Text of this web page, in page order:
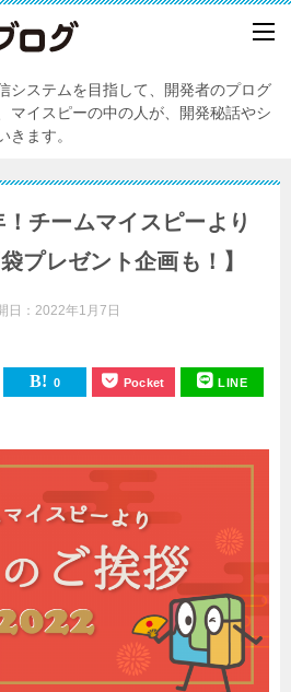
システムを目指して、開発者のプログ
マイスピーの中の人が、開発秘話やシ
きます。
チームマイスピーより
プレゼント企画も！】
日： 2022年1月7日
0 Pocket LINE